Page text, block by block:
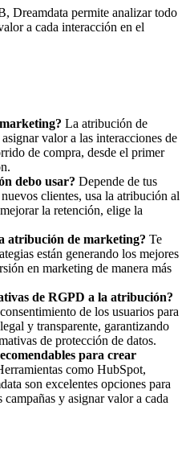
Dreamdata permite analizar todo
a cada interacción en el
La atribución de
valor a las interacciones de
de compra, desde el primer
debo usar? Depende de tus
clientes, usa la atribución al
la retención, elige la
atribución de marketing? Te
están generando los mejores
en marketing de manera más
de RGPD a la atribución?
de los usuarios para
y transparente, garantizando
de protección de datos.
para crear
como HubSpot,
son excelentes opciones para
y asignar valor a cada